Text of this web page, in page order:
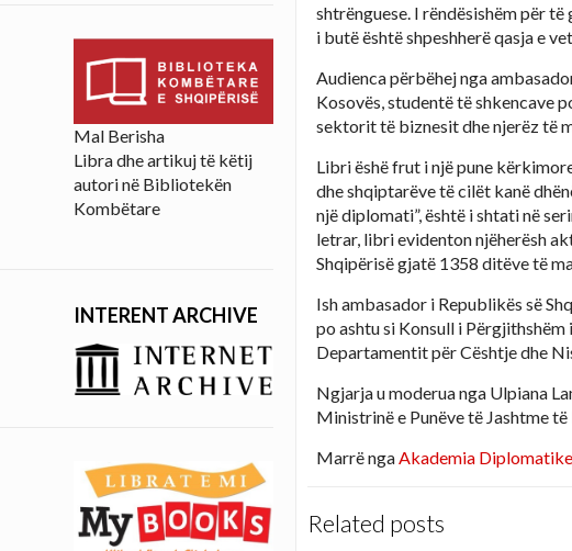
shtrënguese. I rëndësishëm për
i butë është shpeshherë qasja e
Audienca përbëhej nga
Kosovës, studentë të shkencave
sektorit të biznesit dhe njerëz të
Libri ëshë frut i një pune
dhe shqiptarëve të cilët kanë
një diplomati”, është i shtati në
letrar, libri evidenton njëherësh
Shqipërisë gjatë 1358 ditëve të
Ish ambasador i Republikës së
po ashtu si Konsull i
Departamentit për Cështje dhe
Ngjarja u moderua nga Ulpiana
Ministrinë e Punëve të Jashtme të
Marrë ngaAkademia
Related posts
Mal Berisha
Libra dhe artikuj të këtij
autori në Bibliotekën
Kombëtare
INTERENT ARCHIVE